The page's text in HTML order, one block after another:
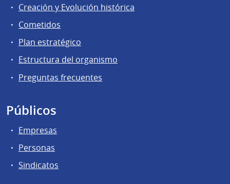
Creación y Evolución histórica
Cometidos
Plan estratégico
Estructura del organismo
Preguntas frecuentes
Públicos
Empresas
Personas
Sindicatos